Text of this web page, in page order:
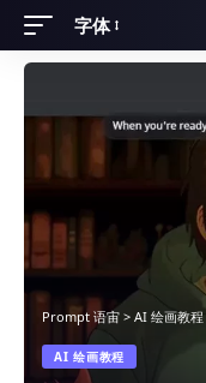
Font
Resizer
字体
Prompt 语宙 > AI 绘画教程
AI 绘画教程